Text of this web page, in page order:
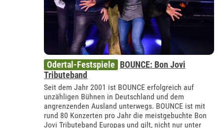
Odertal-Festspiele BOUNCE: Bon Jovi
Tributeband
Seit dem Jahr 2001 ist BOUNCE erfolgreich auf
unzähligen Bühnen in Deutschland und dem
angrenzenden Ausland unterwegs. BOUNCE ist mit
rund 80 Konzerten pro Jahr die meistgebuchte Bon
Jovi Tributeband Europas und gilt, nicht nur unter